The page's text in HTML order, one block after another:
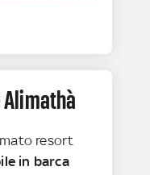
resort
in barca